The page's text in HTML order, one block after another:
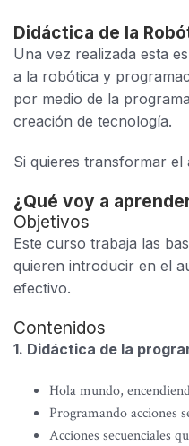
Didáctica de la
Una vez realizada esta
a la robótica y
por medio de la
creación de tecnología.
Si quieres transformar el
¿Qué voy a
Objetivos
Este curso trabaja las
quieren introducir en el
efectivo.
Contenidos
1. Didáctica de la
Hola mundo,
Programando acciones
Acciones secuenciales